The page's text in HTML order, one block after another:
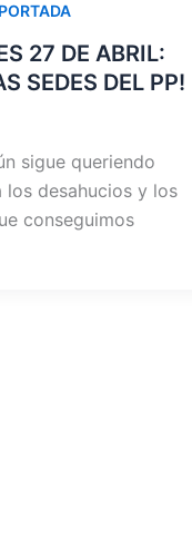
PORTADA
27 DE ABRIL:
SEDES DEL PP!
sigue queriendo
desahucios y los
conseguimos